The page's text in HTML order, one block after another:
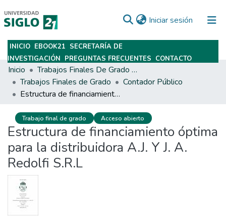
Iniciar sesión (current)
Subir
INICIO EBOOK21 SECRETARÍA DE
INVESTIGACIÓN PREGUNTAS FRECUENTES CONTACTO
Inicio
Trabajos Finales De Grado Y Posgrado
Trabajos Finales de Grado
Contador Público
Estructura de financiamiento óptima para la distribuidora A.J. Y J. A. Redolfi S.R.L
Trabajo final de grado Acceso abierto
Estructura de financiamiento óptima
para la distribuidora A.J. Y J. A.
Redolfi S.R.L